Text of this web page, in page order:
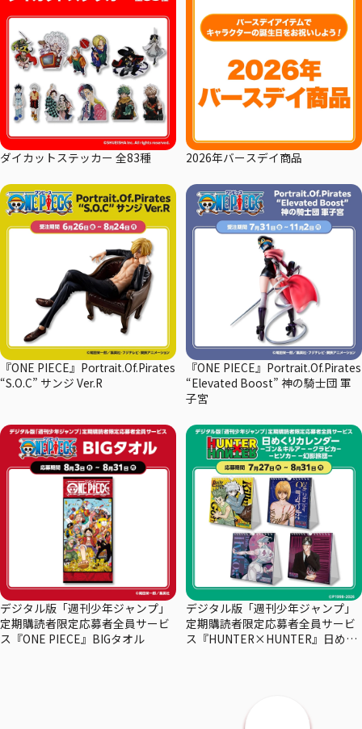
ダイカットステッカー 全83種 2026年バースデイ商品
『ONE PIECE』Portrait.Of.Pirates
“S.O.C” サンジ Ver.R
『ONE PIECE』Portrait.Of.Pirates
“Elevated Boost” 神の騎士団 軍
子宮
デジタル版「週刊少年ジャンプ」
定期購読者限定応募者全員サービ
ス『ONE PIECE』BIGタオル
デジタル版「週刊少年ジャンプ」
定期購読者限定応募者全員サービ
ス『HUNTER×HUNTER』日めく